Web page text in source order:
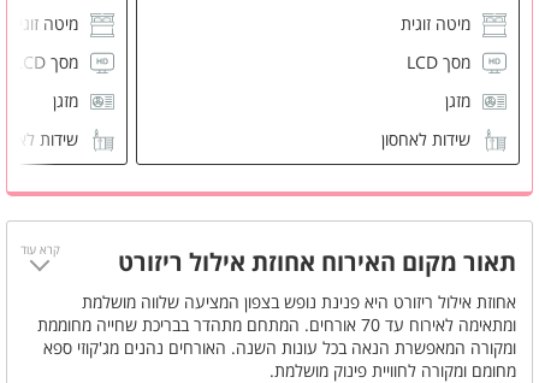
מיטה זוגית
מסך LCD
מזגן
שידות לאחסון
מיטה זוגית
מסך LCD
מזגן
שידות
תאור מקום האירוח אחוזת אילול ריזורט
אחוזת אילול ריזורט היא פנינת נופש בצפון המציעה שלווה מושלמת
ומתאימה לאירוח עד 70 אורחים. המתחם מתהדר בבריכת שחייה מחוממת
ומקורה המאפשרת הנאה בכל עונות השנה. האורחים נהנים מג'קוזי ספא
מחומם ומקורה לחוויית פינוק מושלמת.
קרא עוד